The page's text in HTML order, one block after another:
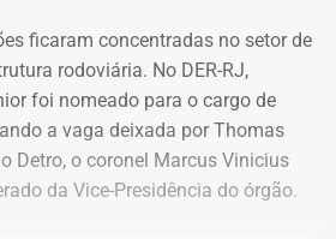
mudança de
início após uma das crianças,
mudanças de
ficaram concentradas no setor de
rodoviária. No DER-RJ,
foi nomeado para o cargo de
a vaga deixada por Thomas
Detro, o coronel Marcus Vinicius
da Vice-Presidência do órgão.